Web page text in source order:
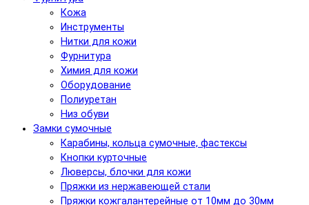
Кожа
Инструменты
Нитки для кожи
Фурнитура
Химия для кожи
Оборудование
Полиуретан
Низ обуви
Замки сумочные
Карабины, кольца сумочные, фастексы
Кнопки курточные
Люверсы, блочки для кожи
Пряжки из нержавеющей стали
Пряжки кожгалантерейные от 10мм до 30мм